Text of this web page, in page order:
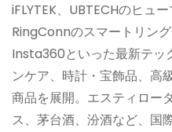
iFLYTEK、UBTECHのヒュ
RingConnのスマートリン
Insta360といった最新テッ
ンケア、時計・宝飾品、高
商品を展開。エスティロー
ス、茅台酒、汾酒など、国